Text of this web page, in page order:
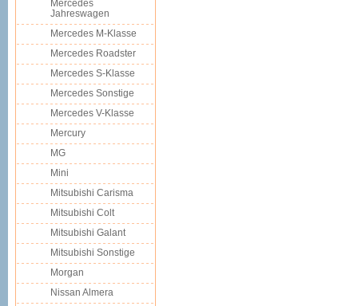
Mercedes
Jahreswagen
Mercedes M-Klasse
Mercedes Roadster
Mercedes S-Klasse
Mercedes Sonstige
Mercedes V-Klasse
Mercury
MG
Mini
Mitsubishi Carisma
Mitsubishi Colt
Mitsubishi Galant
Mitsubishi Sonstige
Morgan
Nissan Almera